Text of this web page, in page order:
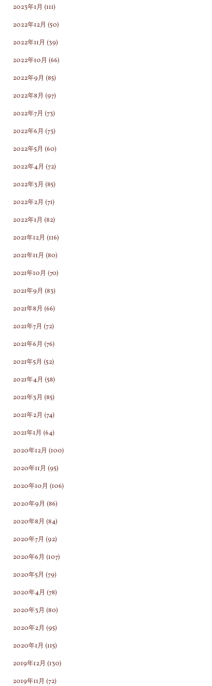
2023年1月 (111)
2022年12月 (50)
2022年11月 (39)
2022年10月 (66)
2022年9月 (85)
2022年8月 (97)
2022年7月 (73)
2022年6月 (73)
2022年5月 (60)
2022年4月 (72)
2022年3月 (85)
2022年2月 (71)
2022年1月 (82)
2021年12月 (116)
2021年11月 (80)
2021年10月 (70)
2021年9月 (83)
2021年8月 (66)
2021年7月 (72)
2021年6月 (76)
2021年5月 (52)
2021年4月 (58)
2021年3月 (85)
2021年2月 (74)
2021年1月 (64)
2020年12月 (100)
2020年11月 (95)
2020年10月 (106)
2020年9月 (86)
2020年8月 (84)
2020年7月 (92)
2020年6月 (107)
2020年5月 (79)
2020年4月 (78)
2020年3月 (80)
2020年2月 (95)
2020年1月 (115)
2019年12月 (130)
2019年11月 (72)